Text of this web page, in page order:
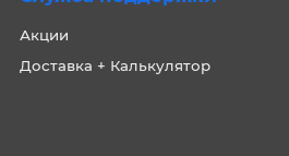
Акции
Доставка + Калькулятор